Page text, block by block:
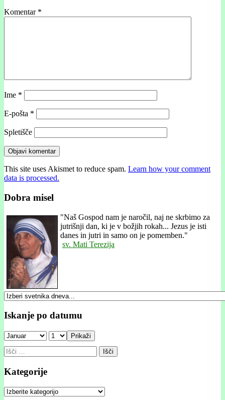
Komentar *
Ime *
E-pošta *
Spletišče
This site uses Akismet to reduce spam. Learn how your comment
data is processed.
Dobra misel
"Naš Gospod nam je naročil, naj ne skrbimo za
jutrišnji dan, ki je v božjih rokah... Jezus je isti
danes in jutri in samo on je pomemben."
sv. Mati Terezija
Iskanje po datumu
Prikaži
Išči:
Kategorije
Kategorije